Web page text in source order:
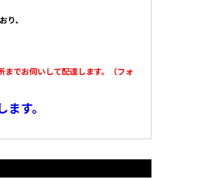
り、
でお伺いして配達します。（フォ
す。